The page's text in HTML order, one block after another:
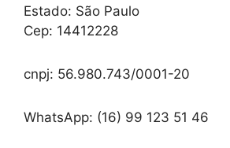
Estado: São Paulo
Cep: 14412228
cnpj: 56.980.743/0001-20
WhatsApp: (16) 99 123 51 46